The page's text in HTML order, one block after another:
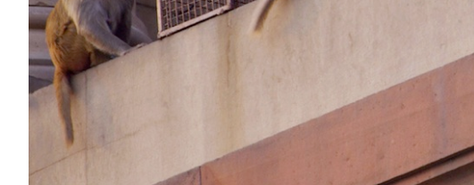
PODCAST
NEWSLETTER
I MIEI PREFERITI